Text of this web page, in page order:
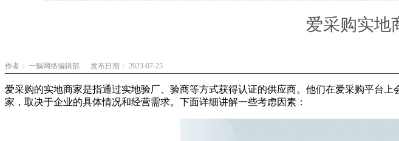
爱采购实地
作者： 一躺网络编辑部 发布日期： 2023-07-25
爱采购的实地商家是指通过实地验厂、验商等方式获得认证的供应商。他们在爱采购平台
家，取决于企业的具体情况和经营需求。下面详细讲解一些考虑因素：